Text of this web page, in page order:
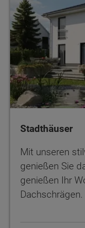
Stadthäuser
Mit unseren
genießen Sie
genießen Ihr
Dachschrägen.